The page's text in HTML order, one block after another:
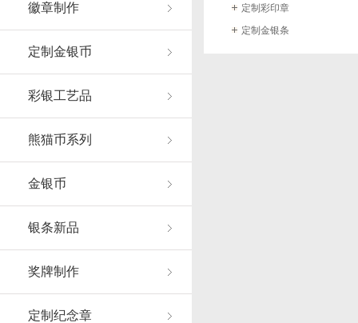
徽章制作
定制金银币
彩银工艺品
熊猫币系列
金银币
银条新品
奖牌制作
定制纪念章
定制彩印章
定制金银条